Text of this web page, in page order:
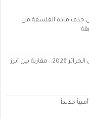
حذف مادة الفلسفة من
أفضل بنك لقرض السيارة في الجزائر 2026.. مقارنة بين أبرز
جديداً